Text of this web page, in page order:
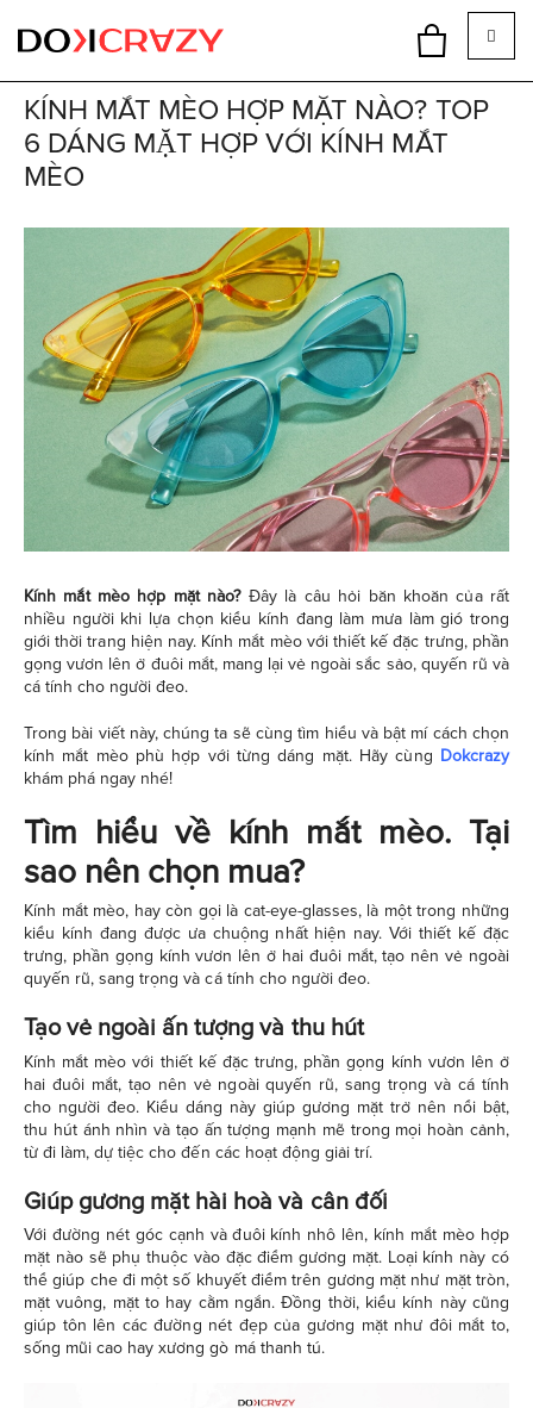
KÍNH MẮT MÈO HỢP MẶT NÀO? TOP
6 DÁNG MẶT HỢP VỚI KÍNH MẮT
MÈO
Kính mắt mèo hợp mặt nào?Đây là câu hỏi băn khoăn của rất
nhiều người khi lựa chọn kiểu kính đang làm mưa làm gió trong
giới thời trang hiện nay. Kính mắt mèo với thiết kế đặc trưng, phần
gọng vươn lên ở đuôi mắt, mang lại vẻ ngoài sắc sảo, quyến rũ và
cá tính cho người đeo.
Trong bài viết này, chúng ta sẽ cùng tìm hiểu và bật mí cách chọn
kính mắt mèo phù hợp với từng dáng mặt. Hãy cùng Dokcrazy
khám phá ngay nhé!
Tìm hiểu về kính mắt mèo. Tại
sao nên chọn mua?
Kính mắt mèo, hay còn gọi là cat-eye-glasses, là một trong những
kiểu kính đang được ưa chuộng nhất hiện nay. Với thiết kế đặc
trưng, phần gọng kính vươn lên ở hai đuôi mắt, tạo nên vẻ ngoài
quyến rũ, sang trọng và cá tính cho người đeo.
Tạo vẻ ngoài ấn tượng và thu hút
Kính mắt mèo với thiết kế đặc trưng, phần gọng kính vươn lên ở
hai đuôi mắt, tạo nên vẻ ngoài quyến rũ, sang trọng và cá tính
cho người đeo. Kiểu dáng này giúp gương mặt trở nên nổi bật,
thu hút ánh nhìn và tạo ấn tượng mạnh mẽ trong mọi hoàn cảnh,
từ đi làm, dự tiệc cho đến các hoạt động giải trí.
Giúp gương mặt hài hoà và cân đối
Với đường nét góc cạnh và đuôi kính nhô lên, kính mắt mèo hợp
mặt nào sẽ phụ thuộc vào đặc điểm gương mặt. Loại kính này có
thể giúp che đi một số khuyết điểm trên gương mặt như mặt tròn,
mặt vuông, mặt to hay cằm ngắn. Đồng thời, kiểu kính này cũng
giúp tôn lên các đường nét đẹp của gương mặt như đôi mắt to,
sống mũi cao hay xương gò má thanh tú.